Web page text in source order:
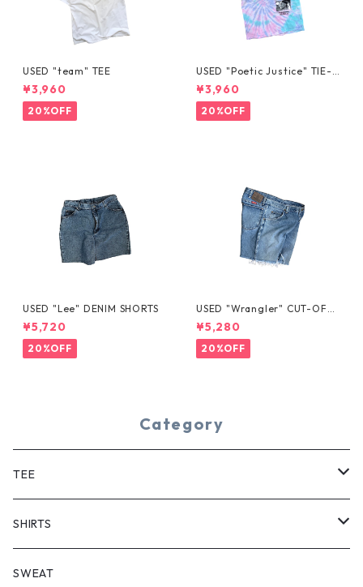
USED "team" TEE
¥3,960
20%OFF
USED "Poetic Justice" TIE-D
YE TEE
¥3,960
20%OFF
USED "Lee" DENIM SHORTS
¥5,720
20%OFF
USED "Wrangler" CUT-OFF
DENIM SHORTS
¥5,280
20%OFF
Category
TEE
SHORT SLEEVE
LONG SLEEVE
SHIRTS
SHORT SLEEVE
SWEAT